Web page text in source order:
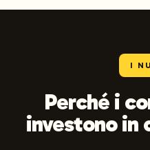
I
Perché i
investono in